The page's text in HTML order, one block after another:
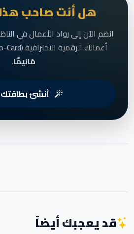
هل أنت صاحب
انضم الآن إلى رواد الأعمال في
أعمالك الرقمية الاحترافية (Bio-Card) مجاناً عبر خدمة
مَانِيمَّا.
أنشئ بطاقتك
قد يعجبك أيضاً